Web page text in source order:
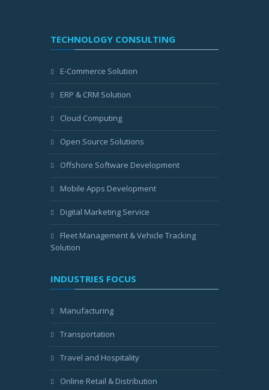
TECHNOLOGY CONSULTING
E-Commerce Solution
ERP & CRM Solution
Cloud Computing
Open Source Solutions
Offshore Software Development
Mobile Apps Development
Digital Marketing Service
Fleet Management & Vehicle Tracking
Solution
INDUSTRIES FOCUS
Manufacturing
Transportation
Travel and Hospitality
Online Retail & Distribution